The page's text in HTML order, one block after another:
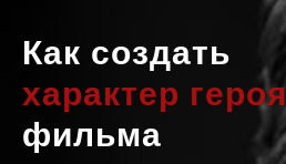
Как создать
характер героя
фильма